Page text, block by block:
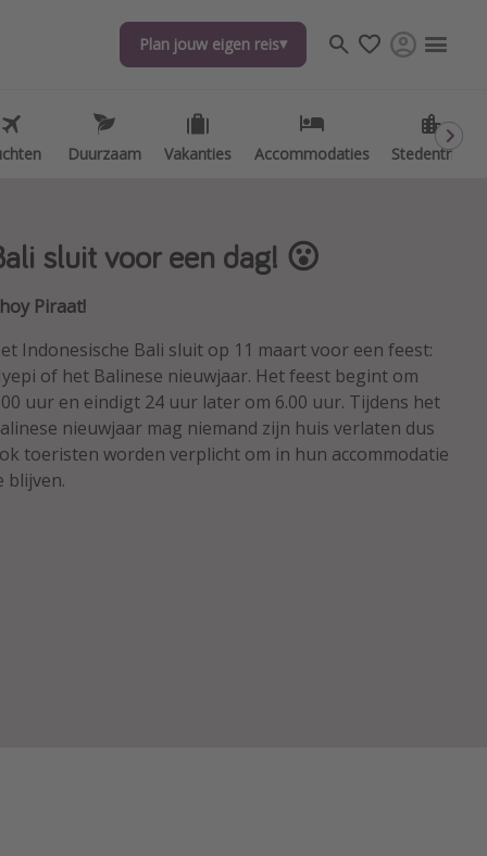
Plan jouw eigen reis
Duurzaam Vakanties Accommodaties Stedentrips
Plan jouw eigen reis
Duurzaam Vakanties Accommodaties Stedentrips
sluit voor een dag! 😮
Piraat!
Indonesische Bali sluit op 11 maart voor een feest:
of het Balinese nieuwjaar. Het feest begint om
uur en eindigt 24 uur later om 6.00 uur. Tijdens het
nieuwjaar mag niemand zijn huis verlaten dus
toeristen worden verplicht om in hun accommodatie
blijven.